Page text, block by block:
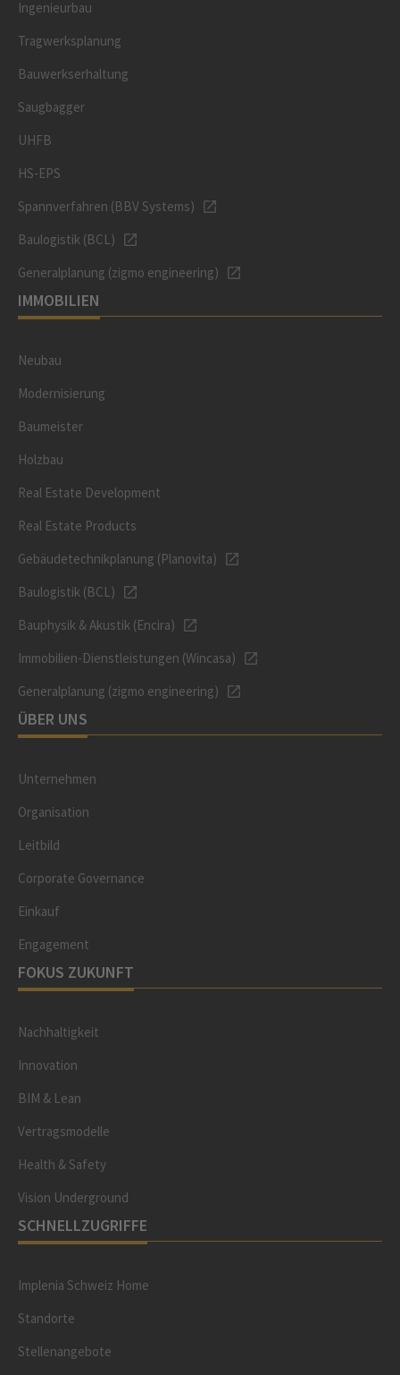
Ingenieurbau
Tragwerksplanung
Bauwerkserhaltung
Saugbagger
UHFB
HS-EPS
Spannverfahren (BBV Systems)
Baulogistik (BCL)
Generalplanung (zigmo engineering)
IMMOBILIEN
Neubau
Modernisierung
Baumeister
Holzbau
Real Estate Development
Real Estate Products
Gebäudetechnikplanung (Planovita)
Baulogistik (BCL)
Bauphysik & Akustik (Encira)
Immobilien-Dienstleistungen (Wincasa)
Generalplanung (zigmo engineering)
ÜBER UNS
Unternehmen
Organisation
Leitbild
Corporate Governance
Einkauf
Engagement
FOKUS ZUKUNFT
Nachhaltigkeit
Innovation
BIM & Lean
Vertragsmodelle
Health & Safety
Vision Underground
SCHNELLZUGRIFFE
Implenia Schweiz Home
Standorte
Stellenangebote